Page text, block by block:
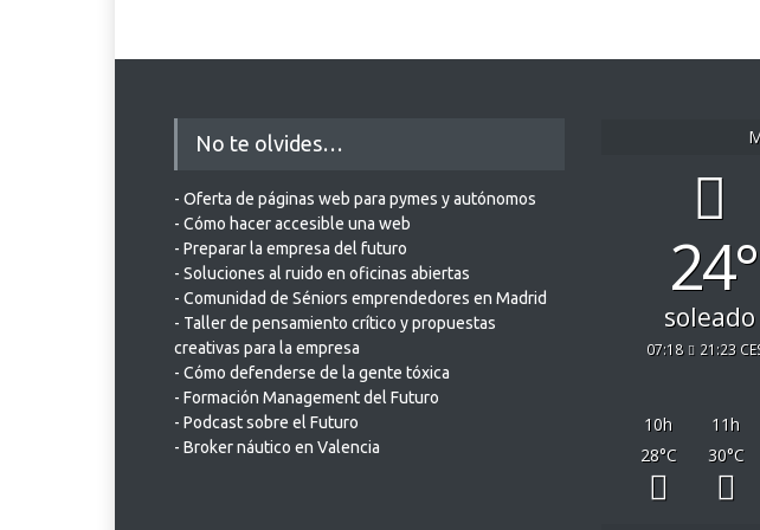
No te olvides…
- Oferta de páginas web para pymes y autónomos
- Cómo hacer accesible una web
- Preparar la empresa del futuro
- Soluciones al ruido en oficinas abiertas
- Comunidad de Séniors emprendedores en Madrid
- Taller de pensamiento crítico y propuestas
creativas para la empresa
- Cómo defenderse de la gente tóxica
- Formación Management del Futuro
- Podcast sobre el Futuro
- Broker náutico en Valencia
24°
soleado
07:18 21:23
10h 11h
28°C 30°C